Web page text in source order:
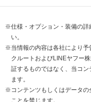
※仕様・オプション・装備の詳
い。
※当情報の内容は各社により予
クルートおよびLINEヤフー
証するものではなく、当コ
ます。
※コンテンツもしくはデータの
ことを禁じます。